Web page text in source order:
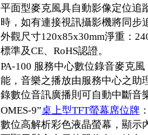
平面型麥克風具自動影像定位追
時，如有連接視訊攝影機將同步
外觀尺寸120x85x30mm淨重：
標準及CE、RoHS認證。
PA-100 服務中心數位錄音麥克
能，音樂之播放由服務中心之助
錄數位音訊廣播則可自動中斷音
OMES-9”桌上型TFT螢幕席位牌
數位高解析彩色液晶螢幕，顯示